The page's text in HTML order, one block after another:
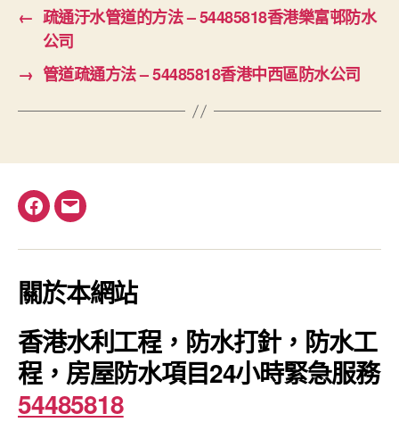
← 疏通汙水管道的方法 – 54485818香港樂富邨防水
公司
→ 管道疏通方法 – 54485818香港中西區防水公司
Facebook
電
關於本網站
香港水利工程，防水打針，防水工
程，房屋防水項目24小時緊急服務
54485818